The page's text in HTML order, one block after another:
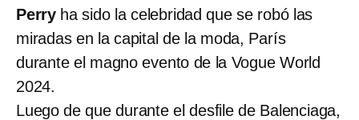
Perry ha sido la celebridad que se robó las
miradas en la capital de la moda, París
durante el magno evento de la Vogue World
2024.
Luego de que durante el desfile de Balenciaga,